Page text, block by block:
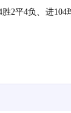
2平4负、进